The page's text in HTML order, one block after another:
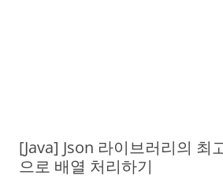
[Java] Json 라이브러리의 최
으로 배열 처리하기